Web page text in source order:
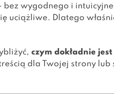
bez wygodnego i
uciążliwe. Dlatego
czym dokładnie jest
dla Twojej strony